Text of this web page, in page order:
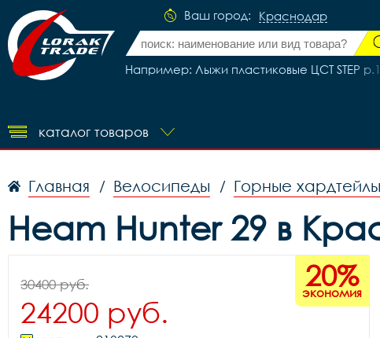
Ваш город: Краснодар
Например: Лыжи пластиковые ЦСТ STEP
каталог товаров
Главная / Велосипеды / Горные хардтейлы
Heam Hunter 29 в
20%
экономия
30400 руб.
24200 руб.